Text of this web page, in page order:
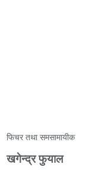
फिचर तथा समसामायीक
खगेन्द्र फुयाल